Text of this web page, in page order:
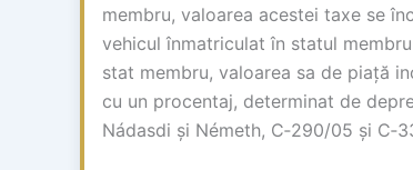
membru, valoarea acestei taxe se
vehicul înmatriculat în statul
stat membru, valoarea sa de piață
cu un procentaj, determinat de
Nádasdi și Németh, C‑290/05 și